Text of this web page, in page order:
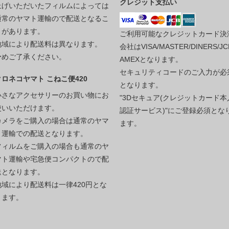
げいただいたフィルムによっては
常のヤマト運輸ので配送となるこ
あります。
により配送料は異なります。
ご了承ください。
ロネコヤマト こねこ便420
さなアクセサリーのお買い物にお
いただけます。
メラをご購入の場合は通常のヤマ
輸での配送となります。
ィルムをご購入の場合も通常のヤ
ト運輸や宅急便コンパクトので配
なります。
域により配送料は一律420円とな
す。
クレジット支払い
ご利用可能なクレジットカード決
会社はVISA/MASTER/DINERS/
AMEXとなります。
セキュリティコードのご入力が必
となります。
"3Dセキュア(クレジットカード本
認証サービス)"にご登録必須とな
ます。